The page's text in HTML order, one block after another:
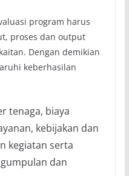
program harus
proses dan output
Dengan demikian
keberhasilan
tenaga, biaya
kebijakan dan
kegiatan serta
dan